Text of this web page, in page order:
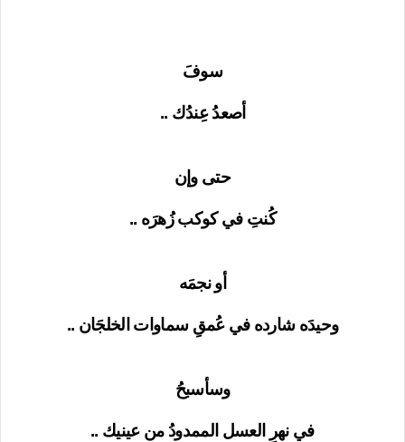
سوفَ
أصعدُ عِندُك ..
حتى وإن
كُنتِ في كوكب زُهرَه ..
أو نجمَه
وحيدَه شارده في عُمقِ سماوات الخلجَان ..
وسأسبحُ
في نهرِ العسل الممدودُ من عينيك ..